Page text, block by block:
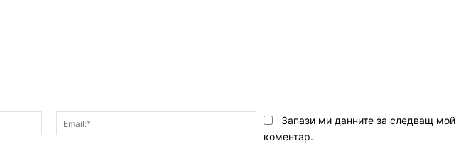
Име:*
Email:*Запази ми данните за следващ мой
коментар.